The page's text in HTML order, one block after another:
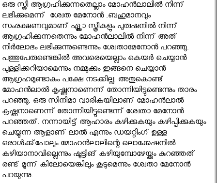
ഒരു സ്ത്രീ ആഗ്രഹിക്കുന്നതെല്ലാം മോഹന്‍ലാലില്‍ നിന്ന്
ലഭിക്കുമെന്ന് ശ്വേത മേനോൻ .ബഹുമാനവും
സംരക്ഷണവുമാണ് ഏ്ല്ലാ സ്ത്രീകളും പുരുഷനില്‍ നിന്ന്
ആഗ്രഹിക്കുന്നതെന്നും മോഹന്‍ലാലില്‍ നിന്ന് അത്
നിര്‍ലോഭം ലഭിക്കുന്നുണ്ടെന്നും ശ്വേതാമേനോന്‍ പറഞ്ഞു.
പത്തുപേരുണ്ടെങ്കില്‍ അവരെയെല്ലാം കെയര്‍ ചെയ്യാന്‍
പുള്ളിക്കറിയാമെന്നും നമ്മുക്കും ഇങ്ങനെ ചെയ്യാന്‍
ആഗ്രഹമുണ്ടാകും പക്ഷേ നടക്കില്ല. അതുകൊണ്ട്
മോഹന്‍ലാല്‍ കൃഷ്ണനാണെന്ന് തോന്നിയിട്ടുണ്ടെന്നും താരം
പറഞ്ഞു. ഒരു സിനിമാ വാരികയിലാണ് മോഹന്‍ലാല്‍
കൃഷ്ണനാണെന്ന് തോന്നിയിട്ടുണ്ടെന്ന് ശ്വേതാ മേനോന്‍
പറഞ്ഞത്. നന്നായിട്ട് ആഹാരം കഴിക്കുകയും കഴിപ്പിക്കുകയും
ചെയ്യുന്ന ആളാണ് ലാല്‍ എന്നും ഡയറ്റിംഗ് ഉള്ള
ഒരാള്‍ക്ക്‌പോലും മോഹന്‍ലാലിന്റെ ലൊക്കേഷനില്‍
കഴിയാനാവില്ലെന്നും ഷൂട്ടിങ് കഴിയുമ്പോഴേയ്ക്കും കുറഞ്ഞത്
രണ്ട് മൂന്ന് കിലോയെങ്കിലും കൂടുമെന്നും ശ്വേതാ മേനോന്‍
പറയുന്നു.